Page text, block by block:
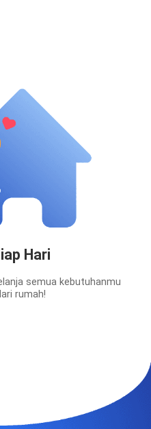
Hari
semua kebutuhanmu
rumah!